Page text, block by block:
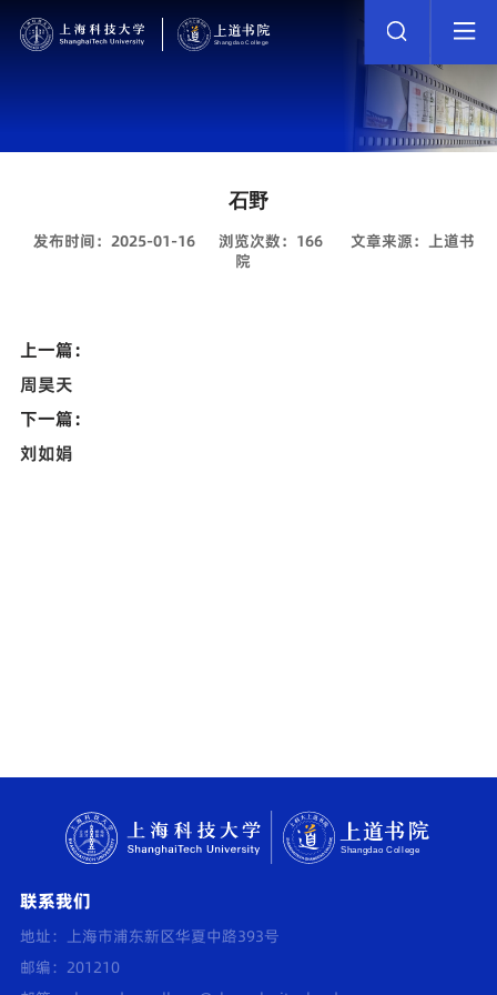
石野
发布时间：2025-01-16
浏览次数： 166
文章来源：上道书
院
上一篇：
周昊天
下一篇：
刘如娟
联系我们
地址：上海市浦东新区华夏中路393号
邮编：201210